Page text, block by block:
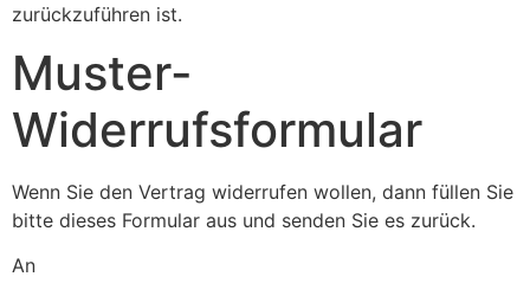
zurückzuführen ist.
Muster-
Widerrufsformular
Wenn Sie den Vertrag widerrufen wollen, dann füllen Sie
bitte dieses Formular aus und senden Sie es zurück.
An